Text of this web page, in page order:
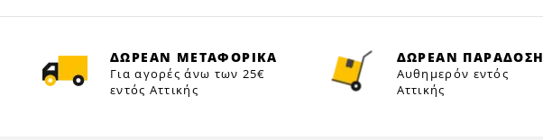
ΔΩΡΕΑΝ ΜΕΤΑΦΟΡΙΚΑ
Για αγορές άνω των 25€
εντός Αττικής
ΔΩΡΕΑΝ ΠΑΡΑΔΟΣΗ
Αυθημερόν εντός
Αττικής